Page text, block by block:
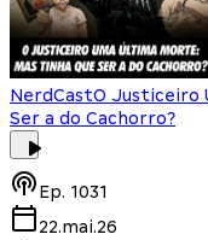
NerdCastO Justiceiro
Ser a do Cachorro?
Ep. 1031
22.mai.26